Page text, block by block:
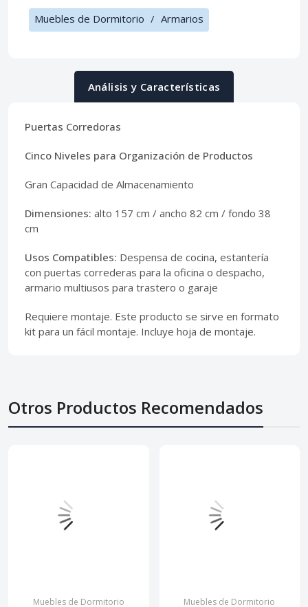
Muebles de Dormitorio / Armarios
Análisis y Características
Puertas Corredoras
Cinco Niveles para Organización de Productos
Gran Capacidad de Almacenamiento
Dimensiones: alto 157 cm / ancho 82 cm / fondo 38
cm
Usos Compatibles: Despensa de cocina, estantería
con puertas correderas para la oficina o despacho,
armario multiusos para trastero o garaje
Requiere montaje. Este producto se sirve en formato
kit para un fácil montaje. Incluye hoja de montaje.
Otros Productos Recomendados
Muebles de Dormitorio Muebles de Dormitorio